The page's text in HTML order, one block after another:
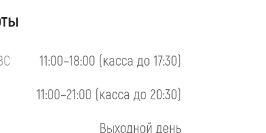
11:00–18:00 (касса до 17:30)
11:00–21:00 (касса до 20:30)
Выходной день